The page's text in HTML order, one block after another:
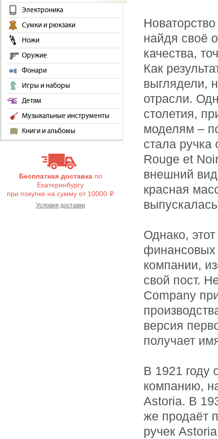
Электроника
Сумки и рюкзаки
Ножи
Оружие
Фонари
Игры и наборы
Детям
Музыкальные инструменты
Книги и альбомы
Бесплатная доставкапо
Екатеринбургу
при покупке на сумму от 10000 i
Условия доставки
найдя своё
качества,
Как
выглядели,
отрасли.
столетия,
моделям –
стала
Rouge et
внешний вид
красная
Однако,
финансовых
компании,
свой пост.
Company
версия
получает
В 1921 году
компанию,
Astoria. В
же продаёт
ручек